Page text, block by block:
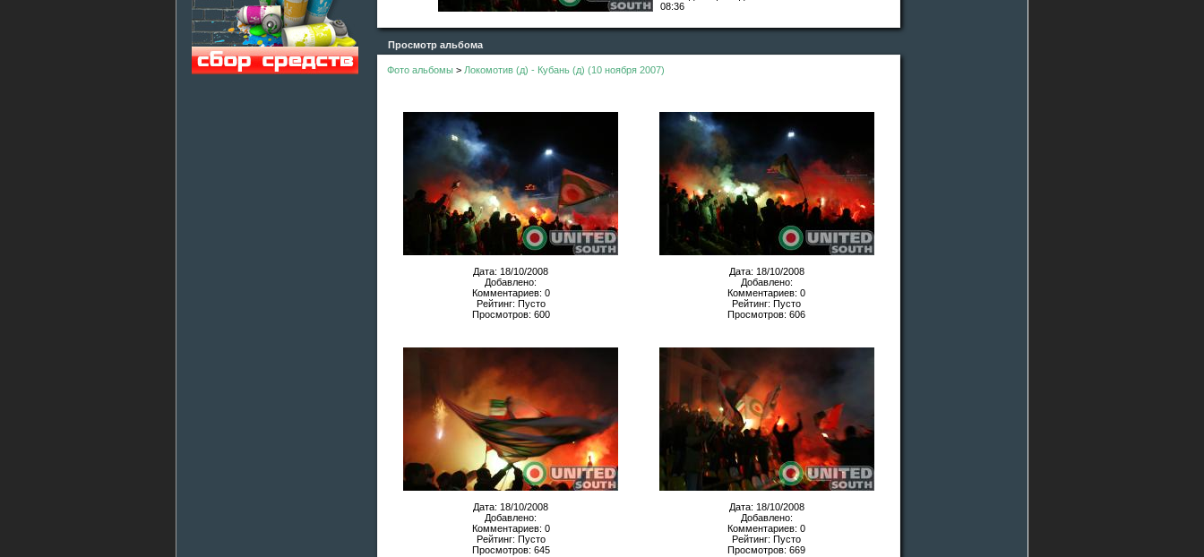
08:36
Просмотр альбома
Фото альбомы > Локомотив (д) - Кубань (д) (10 ноября 2007)
Дата: 18/10/2008
Добавлено:
Комментариев: 0
Рейтинг: Пусто
Просмотров: 600
Дата: 18/10/2008
Добавлено:
Комментариев: 0
Рейтинг: Пусто
Просмотров: 606
Дата: 18/10/2008
Добавлено:
Комментариев: 0
Рейтинг: Пусто
Просмотров: 645
Дата: 18/10/2008
Добавлено:
Комментариев: 0
Рейтинг: Пусто
Просмотров: 669